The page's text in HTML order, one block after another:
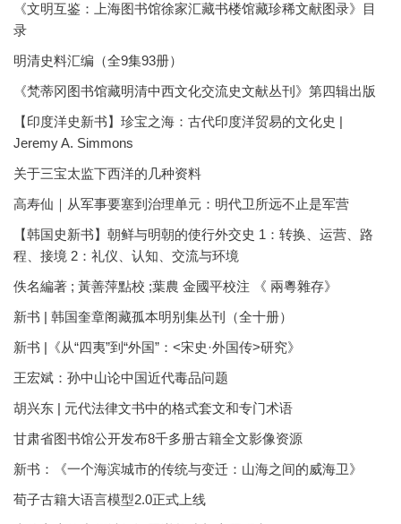
《文明互鉴：上海图书馆徐家汇藏书楼馆藏珍稀文献图录》目
录
明清史料汇编（全9集93册）
《梵蒂冈图书馆藏明清中西文化交流史文献丛刊》第四辑出版
【印度洋史新书】珍宝之海：古代印度洋贸易的文化史 |
Jeremy A. Simmons
关于三宝太监下西洋的几种资料
高寿仙｜从军事要塞到治理单元：明代卫所远不止是军营
【韩国史新书】朝鲜与明朝的使行外交史 1：转换、运营、路
程、接境 2：礼仪、认知、交流与环境
佚名編著 ; 黃善萍點校 ;葉農 金國平校注 《 兩粵雜存》
新书 | 韩国奎章阁藏孤本明别集丛刊（全十册）
新书 |《从“四夷”到“外国”：<宋史·外国传>研究》
王宏斌：孙中山论中国近代毒品问题
胡兴东 | 元代法律文书中的格式套文和专门术语
甘肃省图书馆公开发布8千多册古籍全文影像资源
新书：《一个海滨城市的传统与变迁：山海之间的威海卫》
荀子古籍大语言模型2.0正式上线